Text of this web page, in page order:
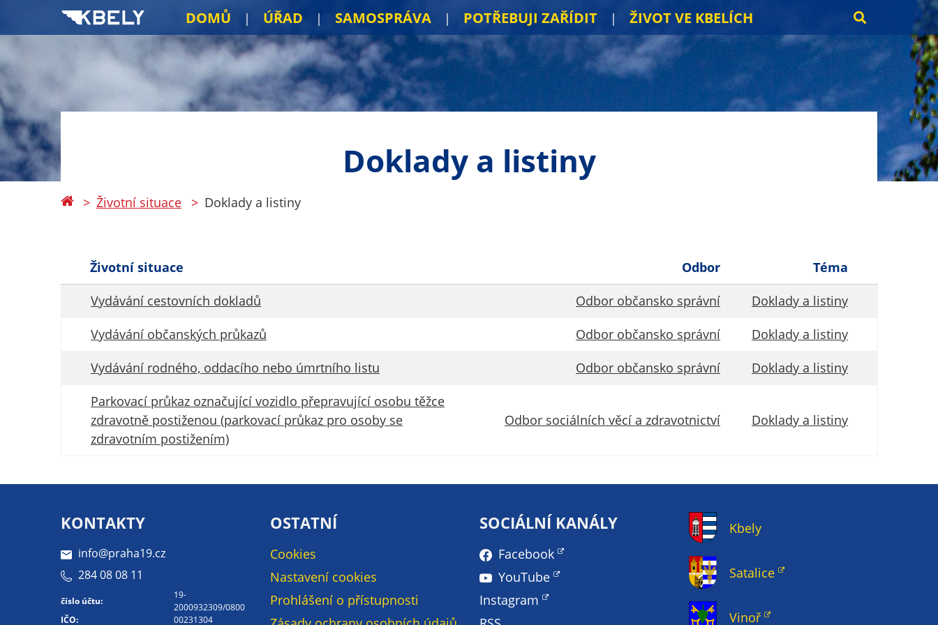
DOMŮ ÚŘAD SAMOSPRÁVA POTŘEBUJI ZAŘÍDIT ŽIVOT VE KBELÍCH
Doklady a listiny
Životní situace Doklady a listiny
Životní situace Odbor
Téma
Vydávání cestovních dokladů
Odbor občansko správní
Doklady a listiny
Vydávání občanských průkazů
Odbor občansko správní
Doklady a listiny
Vydávání rodného, oddacího nebo úmrtního listu
Odbor občansko správní
Doklady a listiny
Parkovací průkaz označující vozidlo přepravující osobu těžce
zdravotně postiženou (parkovací průkaz pro osoby se
zdravotním postižením)
Odbor sociálních věcí a zdravotnictví Doklady a listiny
KONTAKTY
info@praha19.cz
284 08 08 11
číslo účtu:
19-
2000932309/0800
IČO:
00231304
OSTATNÍ
Cookies
Nastavení cookies
Prohlášení o přístupnosti
SOCIÁLNÍ KANÁLY
Facebook
YouTube
Instagram
Kbely
Satalice
Vinoř
fungování
Nepožadujeme
využitím
technických
cookies na
tohoto důvodu
technické
cookies